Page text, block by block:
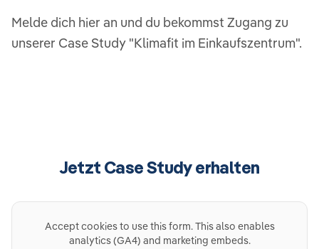
Melde dich hier an und du bekommst Zugang zu
unserer Case Study "Klimafit im Einkaufszentrum".
Jetzt Case Study erhalten
Accept cookies to use this form. This also enables
analytics (GA4) and marketing embeds.